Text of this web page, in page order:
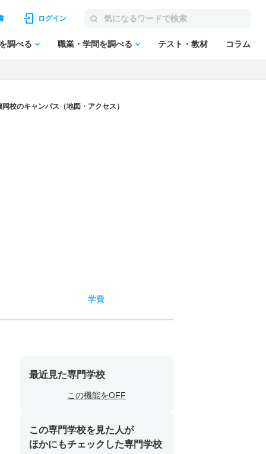
ログイン
調べる 職業・学問を調べる テスト・教材 コラム
校のキャンパス（地図・アクセス）
学費
最近見た専門学校
この機能をOFF
この専門学校を見た人が
ほかにもチェックした専門学校